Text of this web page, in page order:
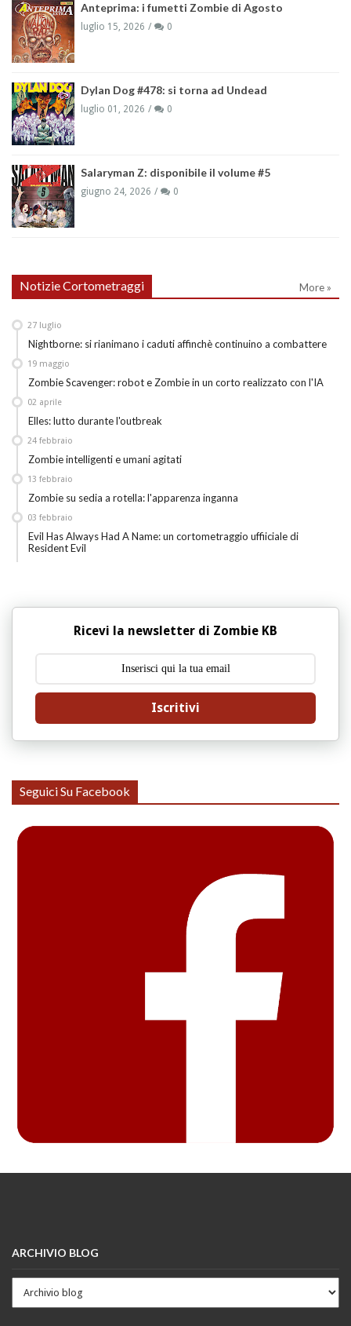
Anteprima: i fumetti Zombie di Agosto
luglio 15, 2026 0
Dylan Dog #478: si torna ad Undead
luglio 01, 2026 0
Salaryman Z: disponibile il volume #5
giugno 24, 2026 0
Notizie Cortometraggi More »
Nightborne: si rianimano i caduti affinchè continuino a combattere
27 luglio
Zombie Scavenger: robot e Zombie in un corto realizzato con l'IA
19 maggio
Elles: lutto durante l'outbreak
02 aprile
Zombie intelligenti e umani agitati
24 febbraio
Zombie su sedia a rotella: l'apparenza inganna
13 febbraio
Evil Has Always Had A Name: un cortometraggio uffiiciale di
Resident Evil
03 febbraio
Ricevi la newsletter di Zombie KB
Iscritivi
Seguici Su Facebook
ARCHIVIO BLOG